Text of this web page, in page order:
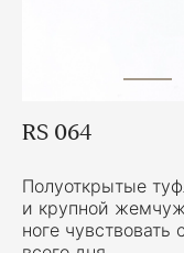
RS 064
Полуоткрытые
и крупной
ноге